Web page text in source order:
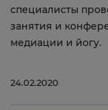
специалисты
занятия и
медиации и йогу.
24.02.2020